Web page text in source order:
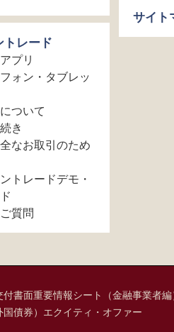
トレード
プリ
ォン・タブレッ
ついて
き
なお取引のため
トレードデモ・
質問
サイト
付書面重要情報シート（金融事業者編
債券） エクイティ・オファー